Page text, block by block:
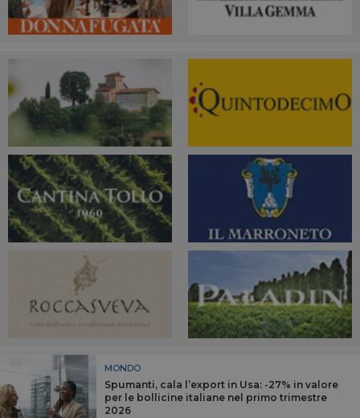
MONDO
Spumanti, cala l’export in Usa: -27% in valore
per le bollicine italiane nel primo trimestre
2026